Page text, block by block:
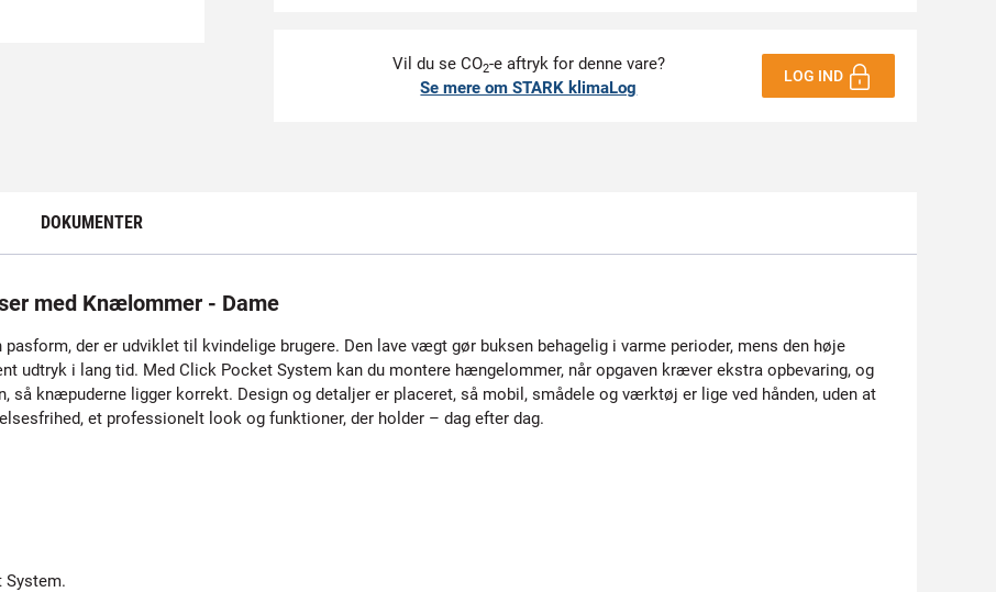
Vil du se CO2-e aftryk for denne vare?
Se mere om STARK klimaLog
LOG IND
DOKUMENTER
med Knælommer - Dame
der er udviklet til kvindelige brugere. Den lave vægt gør buksen behagelig i varme perioder, mens den høje
udtryk i lang tid. Med Click Pocket System kan du montere hængelommer, når opgaven kræver ekstra opbevaring, og
så knæpuderne ligger korrekt. Design og detaljer er placeret, så mobil, smådele og værktøj er lige ved hånden, uden at
et professionelt look og funktioner, der holder – dag efter dag.